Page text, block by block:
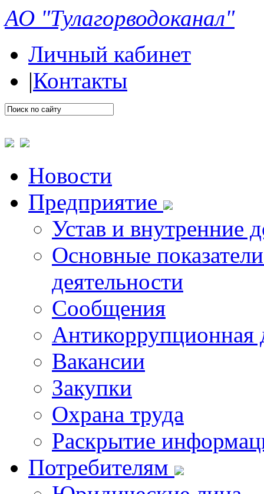
АО "Тулагорводоканал"
Личный кабинет
|Контакты
Новости
Предприятие
Устав и внутренние
Основные
деятельности
Сообщения
Антикоррупционная
Вакансии
Закупки
Охрана труда
Раскрытие
Потребителям